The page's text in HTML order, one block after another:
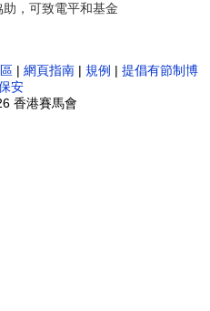
，可致電平和基金
| 網頁指南 | 規例 | 提倡有節制博
安
香港賽馬會